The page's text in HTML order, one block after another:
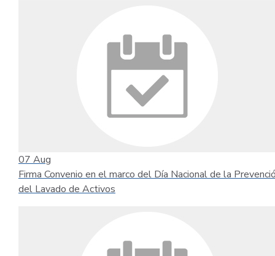
07 Aug
Firma Convenio en el marco del Día Nacional de la
del Lavado de Activos